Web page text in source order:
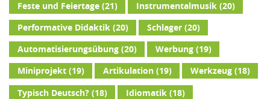
Feste und Feiertage(21) Instrumentalmusik(20)
Performative Didaktik(20) Schlager(20)
Automatisierungsübung(20) Werbung(19)
Miniprojekt(19) Artikulation(19) Werkzeug(18)
Typisch Deutsch?(18) Idiomatik(18)